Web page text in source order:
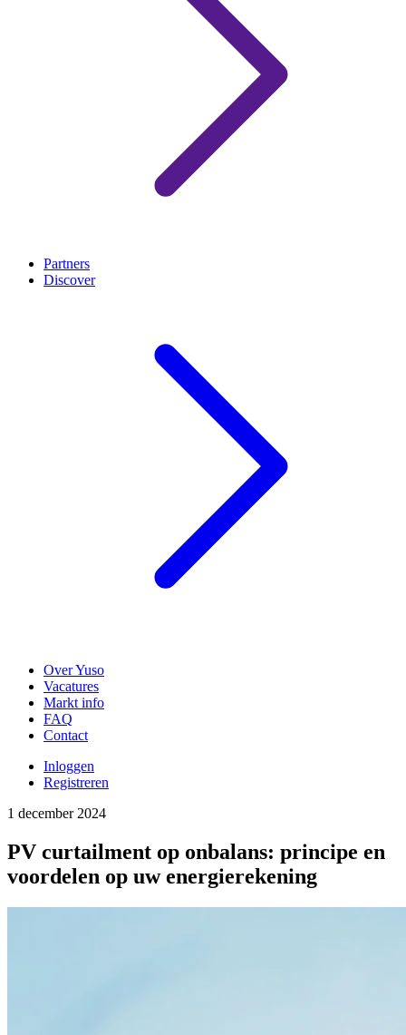
Partners
Discover
Over Yuso
Vacatures
Markt info
FAQ
Contact
Inloggen
Registreren
1 december 2024
PV curtailment op onbalans: principe en
voordelen op uw energierekening